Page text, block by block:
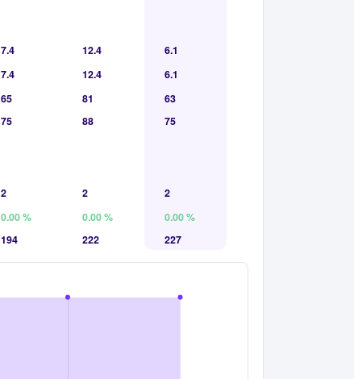
7.4 12.4
6.1
7.4 12.4
6.1
65 81
63
75 88 75
2 2
2
0.00 % 0.00 %
0.00 %
194 222 227